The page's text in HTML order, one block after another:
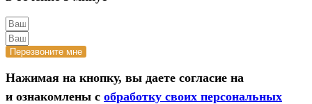
Перезвоните мне
Нажимая на кнопку, вы даете согласие на
и ознакомлены с обработку своих персональных